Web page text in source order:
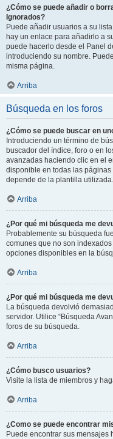
¿Cómo se puede añadir o
Ignorados?
Puede añadir usuarios a su
hay un enlace para añadirlo a
puede hacerlo desde el Panel
introduciendo su nombre.
misma página.
Arriba
Búsqueda en los foros
¿Cómo se puede buscar en
Introduciendo un término de
buscador del índice, foro o en
avanzadas haciendo clic en el
disponible en todas las
depende de la plantilla utilizada.
Arriba
¿Por qué mi búsqueda me
Probablemente su búsqueda
comunes que no son
opciones disponibles en la
Arriba
¿Por qué mi búsqueda me
La búsqueda devolvió
servidor. Utilice “Búsqueda
foros de su búsqueda.
Arriba
¿Cómo busco usuarios?
Visite la lista de miembros y
Arriba
¿Como se puede encontrar
Puede encontrar sus mensajes